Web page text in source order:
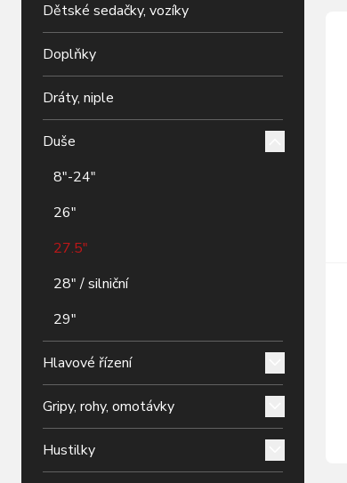
Dětské sedačky, vozíky
Doplňky
Dráty, niple
Duše
8"-24"
26"
27.5"
28" / silniční
29"
Hlavové řízení
Gripy, rohy, omotávky
Hustilky